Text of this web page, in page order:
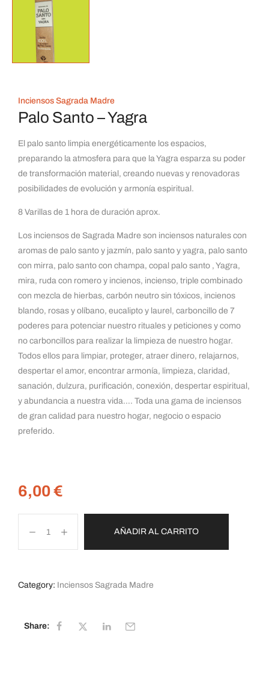
Inciensos Sagrada Madre
Palo Santo – Yagra
El palo santo limpia energéticamente los espacios,
preparando la atmosfera para que la Yagra esparza su poder
de transformación material, creando nuevas y renovadoras
posibilidades de evolución y armonía espiritual.
8 Varillas de 1 hora de duración aprox.
Los inciensos de Sagrada Madre son inciensos naturales con
aromas de palo santo y jazmín, palo santo y yagra, palo santo
con mirra, palo santo con champa, copal palo santo , Yagra,
mira, ruda con romero y incienos, incienso, triple combinado
con mezcla de hierbas, carbón neutro sin tóxicos, incienos
blando, rosas y olíbano, eucalipto y laurel, carboncillo de 7
poderes para potenciar nuestro rituales y peticiones y como
no carboncillos para realizar la limpieza de nuestro hogar.
Todos ellos para limpiar, proteger, atraer dinero, relajarnos,
despertar el amor, encontrar armonía, limpieza, claridad,
sanación, dulzura, purificación, conexión, despertar espiritual,
y abundancia a nuestra vida…. Toda una gama de inciensos
de gran calidad para nuestro hogar, negocio o espacio
preferido.
6,00€
AÑADIR AL CARRITO
Category: Inciensos Sagrada Madre
Share: